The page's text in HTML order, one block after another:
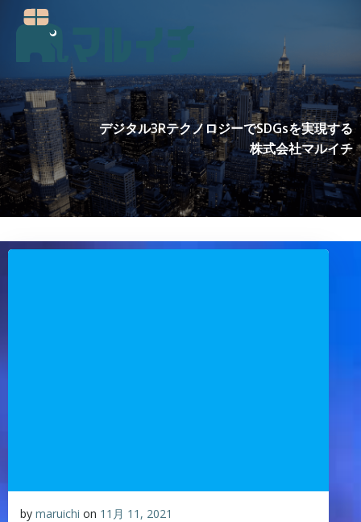
ツ
へ
ス
キ
ッ
プ
デジタル3RテクノロジーでSDGsを実現する
株式会社マルイチ
by maruichi on 11月 11, 2021